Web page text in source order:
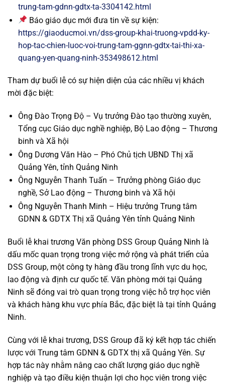
trung-tam-gdnn-gdtx-ta-3304142.html
Báo giáo dục mới đưa tin về sự kiện:
https://giaoducmoi.vn/dss-group-khai-truong-vpdd-ky-
hop-tac-chien-luoc-voi-trung-tam-ggnn-gdtx-tai-thi-xa-
quang-yen-quang-ninh-353498612.html
Tham dự buổi lễ có sự hiện diện của các nhiều vị khách
mời đặc biệt:
Ông Đào Trọng Độ – Vụ trưởng Đào tạo thường xuyên,
Tổng cục Giáo dục nghề nghiệp, Bộ Lao động – Thương
binh và Xã hội
Ông Dương Văn Hào – Phó Chủ tịch UBND Thị xã
Quảng Yên, tỉnh Quảng Ninh
Ông Nguyễn Thanh Tuấn – Trưởng phòng Giáo dục
nghề, Sở Lao động – Thương binh và Xã hội
Ông Nguyễn Thanh Minh – Hiệu trưởng Trung tâm
GDNN & GDTX Thị xã Quảng Yên tỉnh Quảng Ninh
Buổi lễ khai trương Văn phòng DSS Group Quảng Ninh là
dấu mốc quan trọng trong việc mở rộng và phát triển của
DSS Group, một công ty hàng đầu trong lĩnh vực du học,
lao động và định cư quốc tế. Văn phòng mới tại Quảng
Ninh sẽ đóng vai trò quan trọng trong việc hỗ trợ học viên
và khách hàng khu vực phía Bắc, đặc biệt là tại tỉnh Quảng
Ninh.
Cùng với lễ khai trương, DSS Group đã ký kết hợp tác chiến
lược với Trung tâm GDNN & GDTX thị xã Quảng Yên. Sự
hợp tác này nhằm nâng cao chất lượng giáo dục nghề
nghiệp và tạo điều kiện thuận lợi cho học viên trong việc